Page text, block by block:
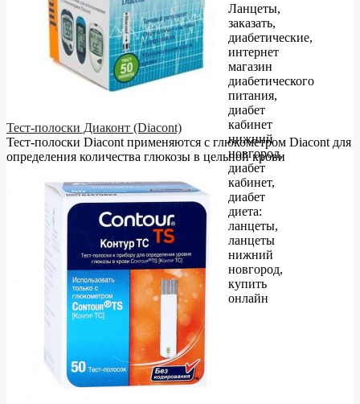
Тест-полоски Диаконт (Diacont)
Тест-полоски Diacont применяются с глюкометром Diacont для
определения количества глюкозы в цельной крови
Ланцеты,
заказать,
диабетические,
интернет
магазин
диабетического
питания,
диабет
кабинет
нижний
новгород,
диабет
кабинет,
диабет
диета:
ланцеты,
ланцеты
нижний
новгород,
купить
онлайн